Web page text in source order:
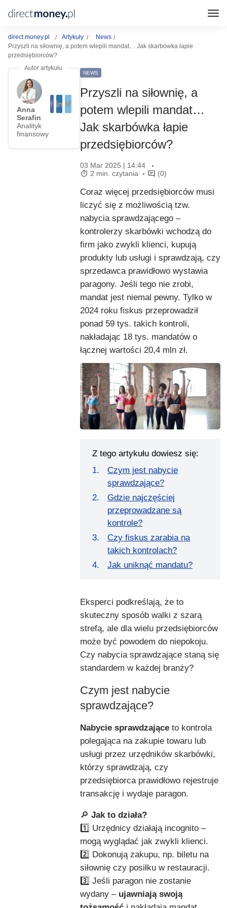
direct.money.pl Artykuły
News
Przyszli na siłownię, a potem wlepili mandat… Jak skarbówka łapie
przedsiębiorców?
Anna
Serafin
Analityk
finansowy
NEWS
Przyszli na siłownię, a
potem wlepili mandat…
Jak skarbówka łapie
przedsiębiorców?
03 Mar 2025 | 14:44
2 min. czytania
(0)
Coraz więcej przedsiębiorców musi
liczyć się z możliwością tzw.
nabycia sprawdzającego –
kontrolerzy skarbówki wchodzą do
firm jako zwykli klienci, kupują
produkty lub usługi i sprawdzają, czy
sprzedawca prawidłowo wystawia
paragony. Jeśli tego nie zrobi,
mandat jest niemal pewny. Tylko w
2024 roku fiskus przeprowadził
ponad 59 tys. takich kontroli,
nakładając 18 tys. mandatów o
łącznej wartości 20,4 mln zł.
Z tego artykułu dowiesz się:
Czym jest nabycie
sprawdzające?
Gdzie najczęściej
przeprowadzane są
kontrole?
Czy fiskus zarabia na
takich kontrolach?
Jak uniknąć mandatu?
Eksperci podkreślają, że to
skuteczny sposób walki z szarą
strefą, ale dla wielu przedsiębiorców
może być powodem do niepokoju.
Czy nabycia sprawdzające staną się
standardem w każdej branży?
Czym jest nabycie
sprawdzające?
Nabycie sprawdzające to kontrola
polegająca na zakupie towaru lub
usługi przez urzędników skarbówki,
którzy sprawdzają, czy
przedsiębiorca prawidłowo rejestruje
transakcję i wydaje paragon.
🔎 Jak to działa?
1️⃣ Urzędnicy działają incognito –
mogą wyglądać jak zwykli klienci.
2️⃣ Dokonują zakupu, np. biletu na
siłownię czy posiłku w restauracji.
3️⃣ Jeśli paragon nie zostanie
wydany – ujawniają swoją